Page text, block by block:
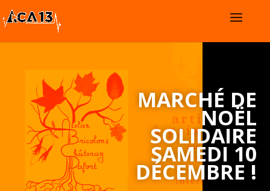
MARCHÉ DE
NOËL
SOLIDAIRE
SAMEDI 10
DÉCEMBRE !